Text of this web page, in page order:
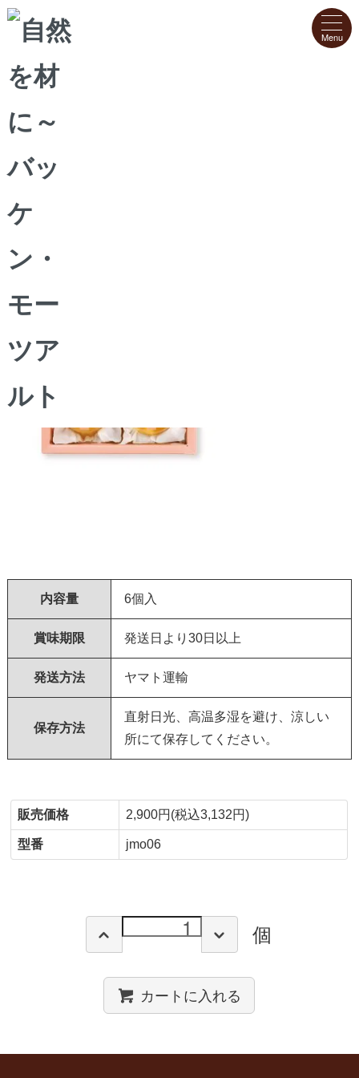
ホーム >
清水白桃ジュレ 6個入
内容量 6個入
賞味期限 発送日より30日以上
発送方法 ヤマト運輸
保存方法
直射日光、高温多湿を避け、涼しい
所にて保存してください。
販売価格 2,900円(税込3,132円)
型番 jmo06
個
カートに入れる